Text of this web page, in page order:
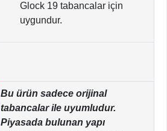
Glock 19 tabancalar için
uygundur.
Bu ürün sadece orijinal
tabancalar ile uyumludur.
Piyasada bulunan yapı